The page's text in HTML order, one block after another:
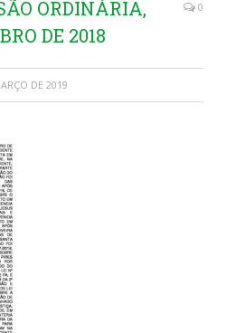
ORDINÁRIA,
DE 2018
0
DE 2019